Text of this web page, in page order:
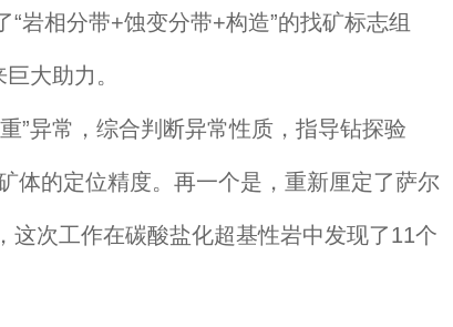
相分带+蚀变分带+构造”的找矿标志组
大助力。
异常，综合判断异常性质，指导钻探验
体的定位精度。再一个是，重新厘定了萨尔
次工作在碳酸盐化超基性岩中发现了11个